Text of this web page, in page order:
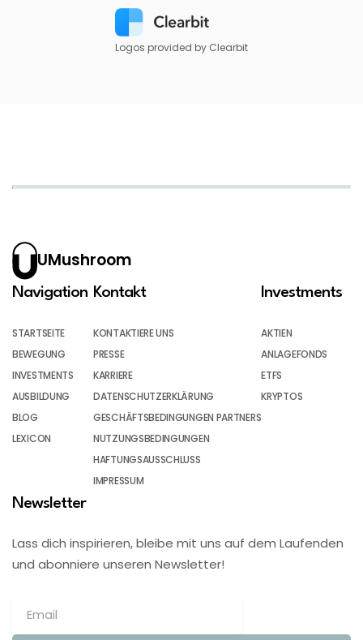
Logos provided by Clearbit
UMushroom
Navigation
STARTSEITE
BEWEGUNG
INVESTMENTS
AUSBILDUNG
BLOG
LEXICON
Kontakt
KONTAKTIERE UNS
PRESSE
KARRIERE
DATENSCHUTZERKLÄRUNG
GESCHÄFTSBEDINGUNGEN PARTNERS
NUTZUNGSBEDINGUNGEN
HAFTUNGSAUSSCHLUSS
IMPRESSUM
Investments
AKTIEN
ANLAGEFONDS
ETFS
KRYPTOS
Newsletter
Lass dich inspirieren, bleibe mit uns auf dem Laufenden
und abonniere unseren Newsletter!